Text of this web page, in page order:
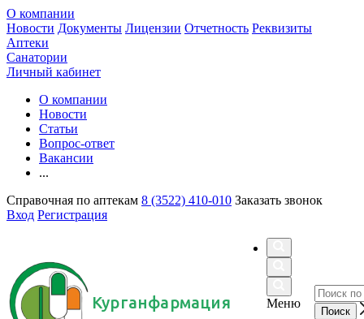
О компании
Новости Документы Лицензии Отчетность Реквизиты
Аптеки
Санатории
Личный кабинет
О компании
Новости
Статьи
Вопрос-ответ
Вакансии
...
Справочная по аптекам 8 (3522) 410-010 Заказать звонок
Вход Регистрация
Курганфармация
Меню